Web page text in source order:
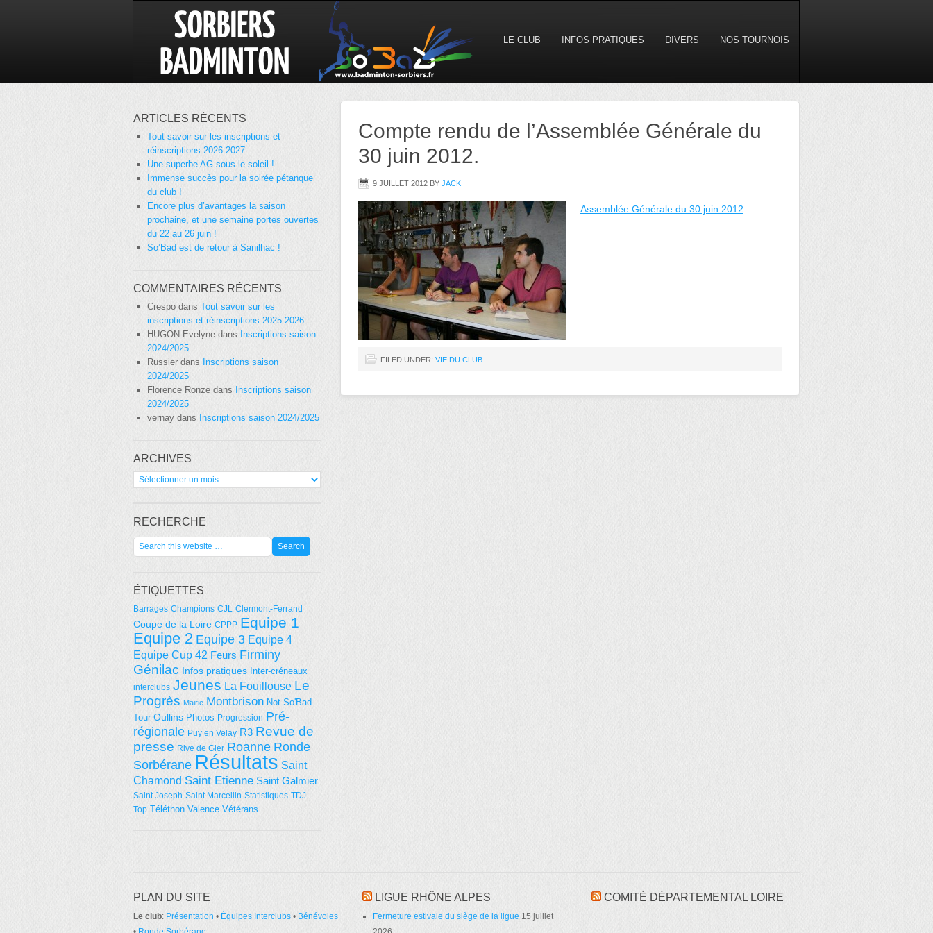
LE CLUB INFOS PRATIQUES DIVERS NOS TOURNOIS
Compte rendu de l’Assemblée Générale du
30 juin 2012.
9 JUILLET 2012 BY JACK
Assemblée Générale du 30 juin 2012
FILED UNDER: VIE DU CLUB
ARTICLES RÉCENTS
Tout savoir sur les inscriptions et
réinscriptions 2026-2027
Une superbe AG sous le soleil !
Immense succès pour la soirée pétanque
du club !
Encore plus d’avantages la saison
prochaine, et une semaine portes ouvertes
du 22 au 26 juin !
So’Bad est de retour à Sanilhac !
COMMENTAIRES RÉCENTS
Crespo dans Tout savoir sur les
inscriptions et réinscriptions 2025-2026
HUGON Evelyne dans
Inscriptions saison
2024/2025
Russier dans Inscriptions saison
2024/2025
Florence Ronze dans Inscriptions saison
2024/2025
vernay dans Inscriptions saison 2024/2025
ARCHIVES
Archives
RECHERCHE
ÉTIQUETTES
Barrages Champions CJL Clermont-Ferrand
Coupe de la Loire CPPP Equipe 1
Equipe 2 Equipe 3 Equipe 4
Equipe Cup 42 Feurs Firminy
Génilac Infos pratiques Inter-créneaux
interclubs Jeunes La Fouillouse Le
Progrès Mairie Montbrison Not So'Bad
Tour Oullins Photos Progression Pré-
régionale Puy en Velay R3 Revue de
presse Rive de Gier Roanne Ronde
Sorbérane Résultats Saint
Chamond Saint Etienne Saint Galmier
Saint Joseph Saint Marcellin Statistiques TDJ
Top Téléthon Valence Vétérans
PLAN DU SITE
Le club: Présentation • Équipes Interclubs • Bénévoles
LIGUE RHÔNE ALPES
Fermeture estivale du siège de la ligue 15 juillet
COMITÉ DÉPARTEMENTAL LOIRE